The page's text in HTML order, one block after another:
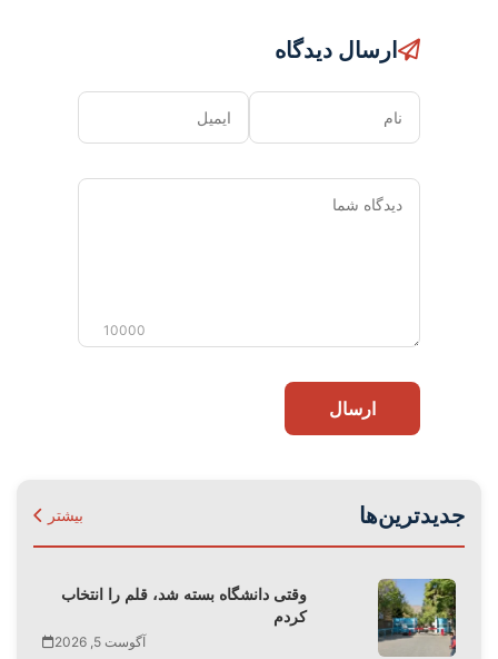
ارسال دیدگاه
نام ایمیل
دیدگاه
10000
ارسال
جدیدترین‌ها بیشتر
وقتی دانشگاه بسته شد، قلم را انتخاب
کردم
آگوست 5, 2026